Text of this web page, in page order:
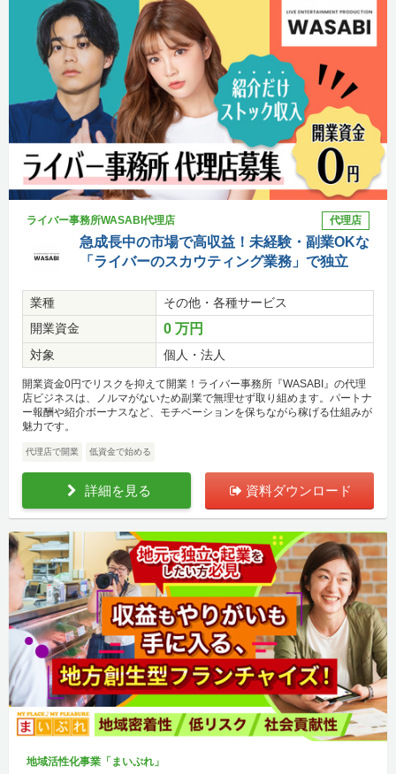
ライバー事務所WASABI代理店 代理店
急成長中の市場で高収益！未経験・副業OKな
「ライバーのスカウティング業務」で独立
業種
その他・各種サービス
開業資金
0 万円
対象 個人・法人
開業資金0円でリスクを抑えて開業！ライバー事務所『WASABI』の代理
店ビジネスは、ノルマがないため副業で無理せず取り組めます。パートナ
ー報酬や紹介ボーナスなど、モチベーションを保ちながら稼げる仕組みが
魅力です。
代理店で開業 低資金で始める
詳細を見る 資料ダウンロード
地域活性化事業「まいぷれ」